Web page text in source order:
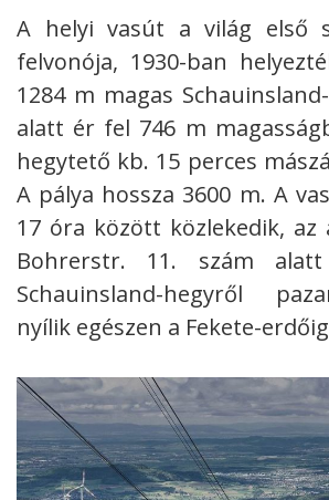
A helyi vasút a világ első
felvonója, 1930-ban
1284 m magas
alatt ér fel 746 m
hegytető kb. 15 perces
A pálya hossza 3600 m. A
17 óra között közlekedik, az
Bohrerstr. 11. szám
Schauinsland-hegyről
nyílik egészen a Fekete-